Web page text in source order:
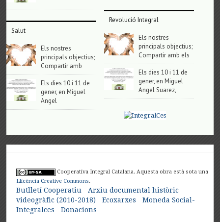
Salut
Els nostres
principals objectius;
Compartir amb
Els dies 10 i 11 de
gener, en Miguel
Angel
Revolució Integral
Els nostres
principals objectius;
Compartir amb els
Els dies 10 i 11 de
gener, en Miguel
Angel Suarez,
Cooperativa Integral Catalana. Aquesta obra està sota una
Llicència Creative Commons.
Butlletí Cooperatiu
Arxiu documental històric
videogràfic (2010-2018)
Ecoxarxes
Moneda Social-
Integralces
Donacions